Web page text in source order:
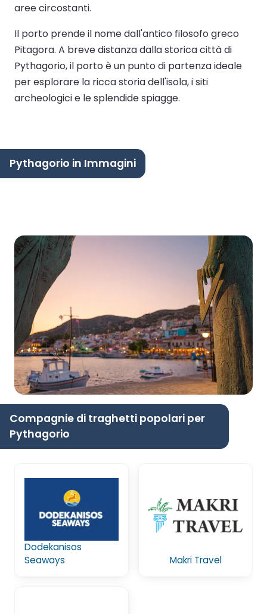
aree circostanti.
Il porto prende il nome dall'antico filosofo greco
Pitagora. A breve distanza dalla storica città di
Pythagorio, il porto è un punto di partenza ideale
per esplorare la ricca storia dell'isola, i siti
archeologici e le splendide spiagge.
Pythagorio in Immagini
Compagnie di traghetti popolari per
Pythagorio
Dodekanisos
Seaways
Makri Travel